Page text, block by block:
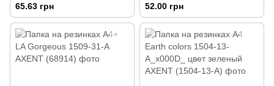
65.63 грн 52.00 грн